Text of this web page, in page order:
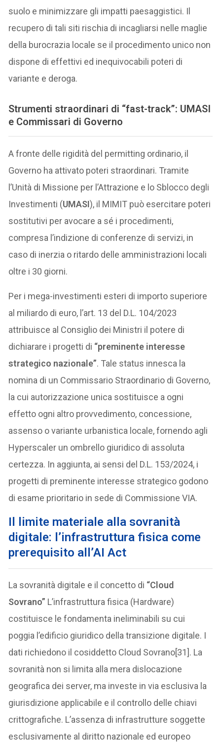
suolo e minimizzare gli impatti paesaggistici. Il
recupero di tali siti rischia di incagliarsi nelle maglie
della burocrazia locale se il procedimento unico non
dispone di effettivi ed inequivocabili poteri di
variante e deroga.
Strumenti straordinari di “fast-track”: UMASI
e Commissari di Governo
A fronte delle rigidità del permitting ordinario, il
Governo ha attivato poteri straordinari. Tramite
l’Unità di Missione per l’Attrazione e lo Sblocco degli
Investimenti (UMASI), il MIMIT può esercitare poteri
sostitutivi per avocare a sé i procedimenti,
compresa l’indizione di conferenze di servizi, in
caso di inerzia o ritardo delle amministrazioni locali
oltre i 30 giorni.
Per i mega-investimenti esteri di importo superiore
al miliardo di euro, l’art. 13 del D.L. 104/2023
attribuisce al Consiglio dei Ministri il potere di
dichiarare i progetti di “preminente interesse
strategico nazionale”. Tale status innesca la
nomina di un Commissario Straordinario di Governo,
la cui autorizzazione unica sostituisce a ogni
effetto ogni altro provvedimento, concessione,
assenso o variante urbanistica locale, fornendo agli
Hyperscaler un ombrello giuridico di assoluta
certezza. In aggiunta, ai sensi del D.L. 153/2024, i
progetti di preminente interesse strategico godono
di esame prioritario in sede di Commissione VIA.
Il limite materiale alla sovranità
digitale: l’infrastruttura fisica come
prerequisito all’AI Act
La sovranità digitale e il concetto di “Cloud
Sovrano” L’infrastruttura fisica (Hardware)
costituisce le fondamenta ineliminabili su cui
poggia l’edificio giuridico della transizione digitale. I
dati richiedono il cosiddetto Cloud Sovrano[31]. La
sovranità non si limita alla mera dislocazione
geografica dei server, ma investe in via esclusiva la
giurisdizione applicabile e il controllo delle chiavi
crittografiche. L’assenza di infrastrutture soggette
esclusivamente al diritto nazionale ed europeo